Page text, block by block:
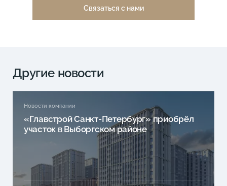
Связаться с нами
Другие новости
Новости компании
«Главстрой Санкт-Петербург» приобрёл
участок в Выборгском районе